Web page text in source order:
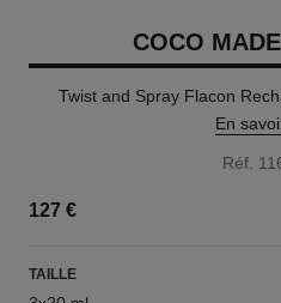
COCO
Twist and Spray Flacon
En
Réf.
127 €
TAILLE